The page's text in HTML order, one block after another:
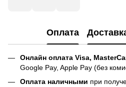
Оплата
Онлайн оплата Visa,
Google Pay, Apple Pay (без
Оплата наличными при